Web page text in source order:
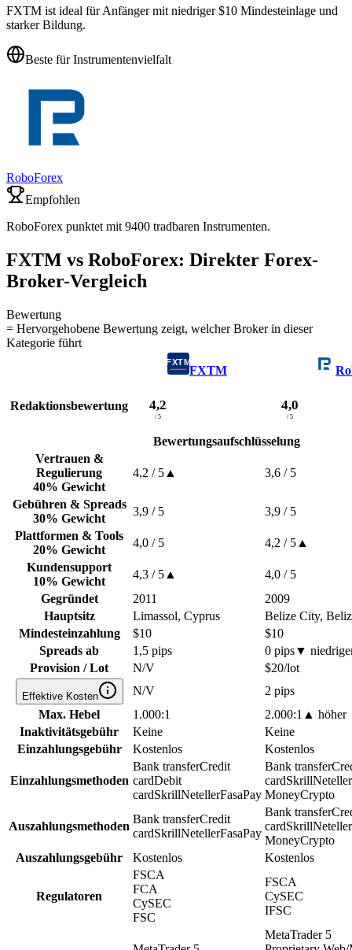
FXTM ist ideal für Anfänger mit niedriger $10 Mindesteinlage und
starker Bildung.
Beste für Instrumentenvielfalt
RoboForex
Empfohlen
RoboForex punktet mit 9400 tradbaren Instrumenten.
FXTM vs RoboForex: Direkter Forex-
Broker-Vergleich
Bewertung
= Hervorgehobene Bewertung zeigt, welcher Broker in dieser
Kategorie führt
FXTM
Redaktionsbewertung 4,2
/ 5
4,0
/ 5
Bewertungsaufschlüsselung
Vertrauen &
Regulierung
40% Gewicht
4,2 / 5 ▲ 3,6 / 5
Gebühren & Spreads
30% Gewicht
3,9 / 5 3,9 / 5
Plattformen & Tools
20% Gewicht
4,0 / 5 4,2 / 5 ▲
Kundensupport
10% Gewicht
4,3 / 5 ▲ 4,0 / 5
Gegründet
2011
2009
Hauptsitz
Limassol, Cyprus
Belize City,
Mindesteinzahlung
$10
$10
Spreads ab
1,5 pips 0 pips▼
Provision / Lot
N/V $20/lot
Effektive Kosten N/V
2 pips
Max. Hebel
1.000:1 2.000:1 ▲ höher
Inaktivitätsgebühr
Keine
Keine
Einzahlungsgebühr
Kostenlos Kostenlos
Einzahlungsmethoden
Bank transferCredit
cardDebit
cardSkrillNetellerFasaPay
Bank transfer
cardSkrillNeteller
MoneyCrypto
Auszahlungsmethoden
Bank transferCredit
cardSkrillNetellerFasaPay
Bank transfer
cardSkrillNeteller
MoneyCrypto
Auszahlungsgebühr
Kostenlos Kostenlos
Regulatoren
FSCA
FCA
CySEC
FSC
FSCA
CySEC
IFSC
MetaTrader 5